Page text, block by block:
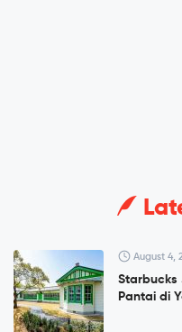
August 4,
Starbucks
Pantai di